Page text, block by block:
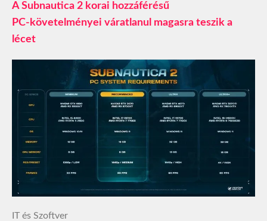
A Subnautica 2 korai hozzáférésű
PC‑követelményei váratlanul magasra teszik a
lécet
IT és Szoftver